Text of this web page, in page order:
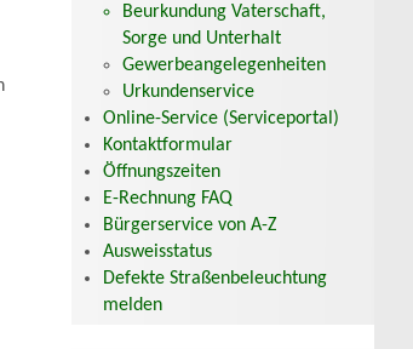
Beurkundung Vaterschaft,
Sorge und Unterhalt
Gewerbeangelegenheiten
Urkundenservice
Online-Service (Serviceportal)
Kontaktformular
Öffnungszeiten
E-Rechnung FAQ
Bürgerservice von A-Z
Ausweisstatus
Defekte Straßenbeleuchtung
melden